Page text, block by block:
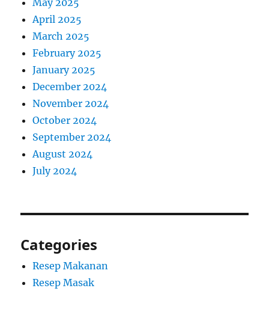
May 2025
April 2025
March 2025
February 2025
January 2025
December 2024
November 2024
October 2024
September 2024
August 2024
July 2024
Categories
Resep Makanan
Resep Masak